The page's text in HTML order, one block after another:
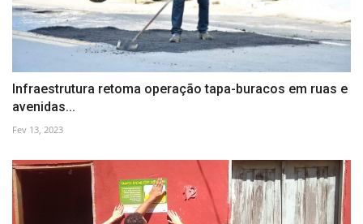
Infraestrutura retoma operação tapa-buracos em ruas e
avenidas...
Fev 13, 2023